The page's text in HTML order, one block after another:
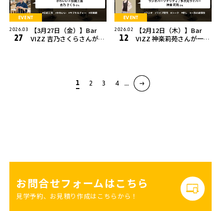
EVENT
2026.03
27
【3月27日（金）】Bar
VIZZ 吉乃さくらさんが一
EVENT
2026.02
12
【2月12日（木）】Bar
VIZZ 神楽莉苑さんが一日
1 2 3 4 ...
お問合せフォームはこちら
見学予約、お見積り作成はこちらから！